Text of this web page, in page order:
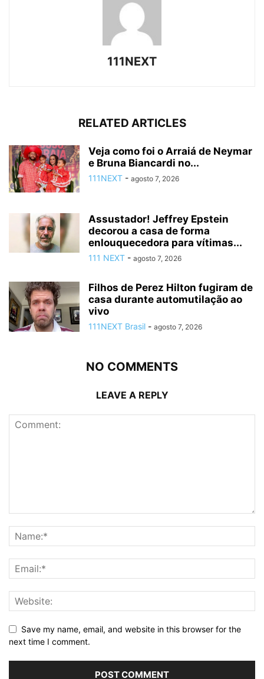
111NEXT
RELATED ARTICLES
Veja como foi o Arraiá de Neymar
e Bruna Biancardi no...
111NEXT - agosto 7, 2026
Assustador! Jeffrey Epstein
decorou a casa de forma
enlouquecedora para vítimas...
111 NEXT - agosto 7, 2026
Filhos de Perez Hilton fugiram de
casa durante automutilação ao
vivo
111NEXT Brasil - agosto 7, 2026
NO COMMENTS
LEAVE A REPLY
Save my name, email, and website in this browser for the
next time I comment.